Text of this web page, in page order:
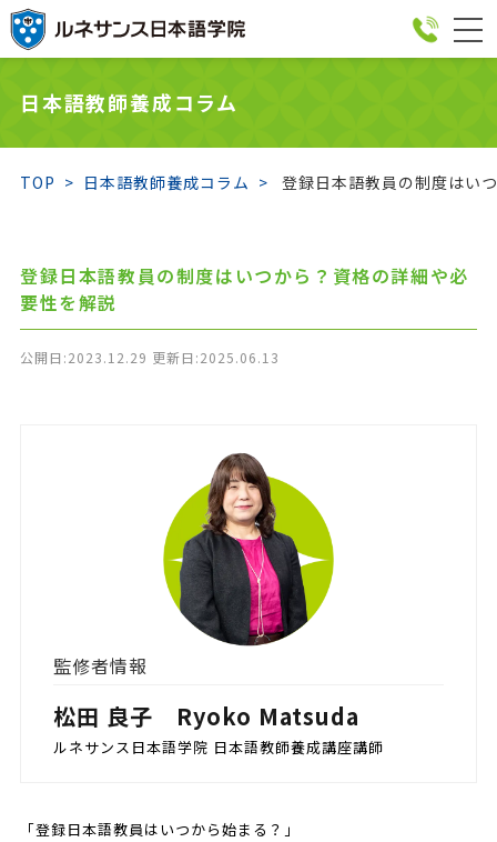
日本語教師養成コラム
TOP 日本語教師養成コラム 登録日本語教員の制度はい
登録日本語教員の制度はいつから？資格の詳細や必
要性を解説
公開日:2023.12.29 更新日:2025.06.13
監修者情報
松田 良子 Ryoko Matsuda
ルネサンス日本語学院 日本語教師養成講座講師
「登録日本語教員はいつから始まる？」